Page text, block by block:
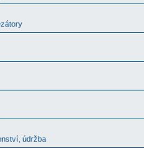
údržba